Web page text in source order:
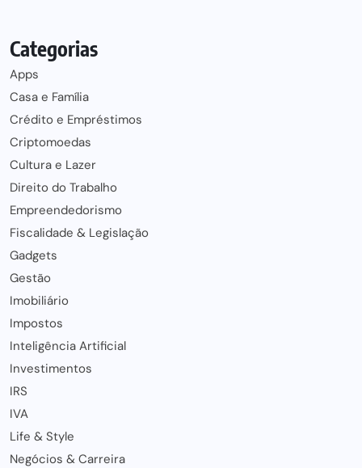
Categorias
Apps
Casa e Família
Crédito e Empréstimos
Criptomoedas
Cultura e Lazer
Direito do Trabalho
Empreendedorismo
Fiscalidade & Legislação
Gadgets
Gestão
Imobiliário
Impostos
Inteligência Artificial
Investimentos
IRS
IVA
Life & Style
Negócios & Carreira